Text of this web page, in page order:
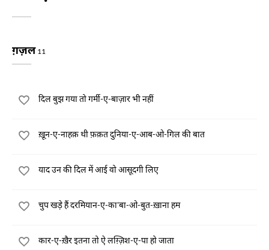
ग़ज़ल 11
दिल बुझ गया तो गर्मी-ए-बाज़ार भी नहीं
ख़ून-ए-नाहक़ थी फ़क़त दुनिया-ए-आब-ओ-गिल की बात
याद उन की दिल में आई वो आसूदगी लिए
चुप खड़े हैं दरमियान-ए-का'बा-ओ-बुत-ख़ाना हम
कार-ए-ख़ैर इतना तो ऐ लग़्ज़िश-ए-पा हो जाता